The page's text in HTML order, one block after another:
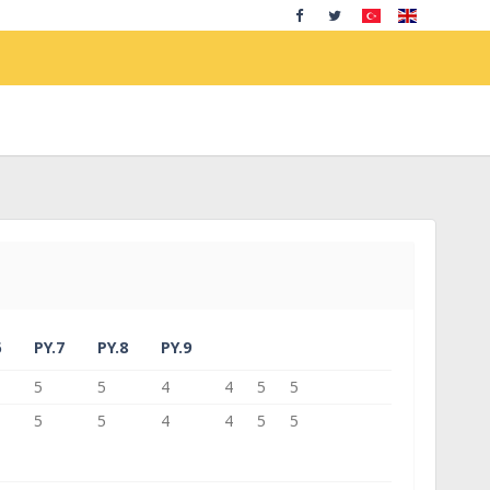
PY.7 PY.8
PY.9
5 5 4 4 5
5
5 5 4 4 5 5